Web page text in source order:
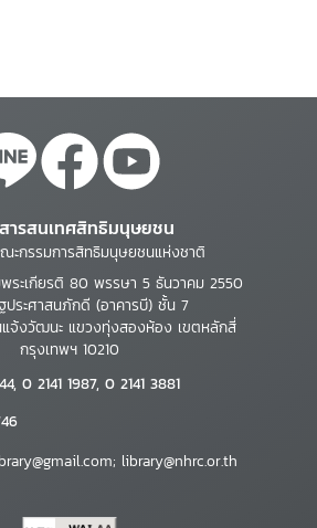
ารสนเทศสิทธิมนุษยชน
ะกรรมการสิทธิมนุษยชนแห่งชาติ
ระเกียรติ 80 พรรษา 5 ธันวาคม 2550
ประศาสนภักดี (อาคารบี) ชั้น 7
จ้งวัฒนะ แขวงทุ่งสองห้อง เขตหลักสี่
กรุงเทพฯ 10210
0 2141 1987, 0 2141 3881
library@nhrc.or.th